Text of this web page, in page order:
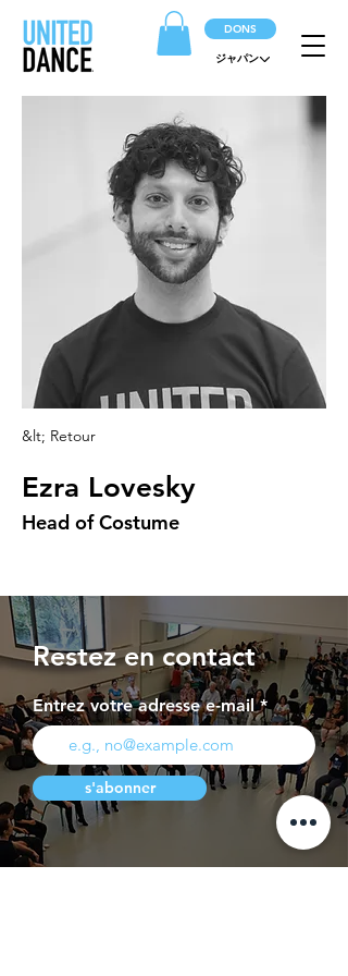
DONS
ジャパン
&lt; Retour
Ezra Lovesky
Head of Costume
Restez en contact
Entrez votre adresse e-mail
s'abonner